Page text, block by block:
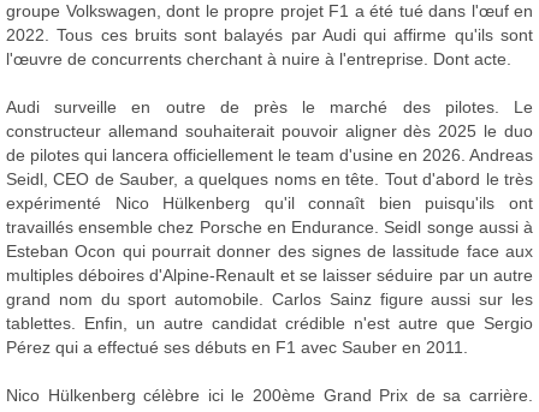
groupe Volkswagen, dont le propre projet F1 a été tué dans l'œuf en
2022. Tous ces bruits sont balayés par Audi qui affirme qu'ils sont
l'œuvre de concurrents cherchant à nuire à l'entreprise. Dont acte.
Audi surveille en outre de près le marché des pilotes. Le
constructeur allemand souhaiterait pouvoir aligner dès 2025 le duo
de pilotes qui lancera officiellement le team d'usine en 2026. Andreas
Seidl, CEO de Sauber, a quelques noms en tête. Tout d'abord le très
expérimenté Nico Hülkenberg qu'il connaît bien puisqu'ils ont
travaillés ensemble chez Porsche en Endurance. Seidl songe aussi à
Esteban Ocon qui pourrait donner des signes de lassitude face aux
multiples déboires d'Alpine-Renault et se laisser séduire par un autre
grand nom du sport automobile. Carlos Sainz figure aussi sur les
tablettes. Enfin, un autre candidat crédible n'est autre que Sergio
Pérez qui a effectué ses débuts en F1 avec Sauber en 2011.
Nico Hülkenberg célèbre ici le 200ème Grand Prix de sa carrière.